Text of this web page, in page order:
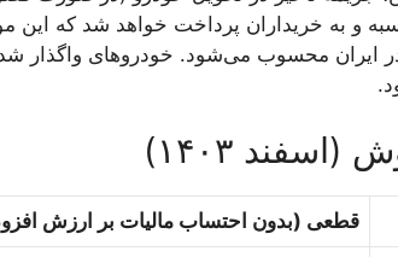
۱۸ درصد محاسبه و به خریداران پرداخت خواهد شد که
۱۴۰۳)
قطعی (بدون احتساب مالیات بر ارزش